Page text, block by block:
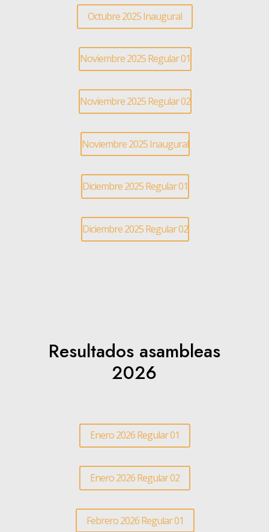
Octubre 2025 Inaugural
Noviembre 2025 Regular 01
Noviembre 2025 Regular 02
Noviembre 2025 Inaugural
Diciembre 2025 Regular 01
Diciembre 2025 Regular 02
Resultados asambleas
2026
Enero 2026 Regular 01
Enero 2026 Regular 02
Febrero 2026 Regular 01